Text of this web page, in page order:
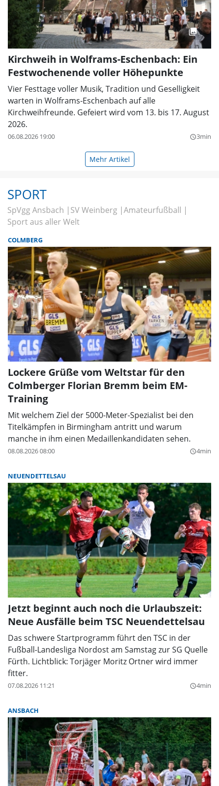
Kirchweih in Wolframs-Eschenbach: Ein
Festwochenende voller Höhepunkte
Vier Festtage voller Musik, Tradition und Geselligkeit
warten in Wolframs-Eschenbach auf alle
Kirchweihfreunde. Gefeiert wird vom 13. bis 17. August
2026.
06.08.2026 19:00 query_builder3min
Mehr Artikel
SPORT
SpVgg Ansbach SV Weinberg Amateurfußball
Sport aus aller Welt
COLMBERG
Lockere Grüße vom Weltstar für den
Colmberger Florian Bremm beim EM-
Training
Mit welchem Ziel der 5000-Meter-Spezialist bei den
Titelkämpfen in Birmingham antritt und warum
manche in ihm einen Medaillenkandidaten sehen.
08.08.2026 08:00 query_builder4min
NEUENDETTELSAU
Jetzt beginnt auch noch die Urlaubszeit:
Neue Ausfälle beim TSC Neuendettelsau
Das schwere Startprogramm führt den TSC in der
Fußball-Landesliga Nordost am Samstag zur SG Quelle
Fürth. Lichtblick: Torjäger Moritz Ortner wird immer
fitter.
07.08.2026 11:21 query_builder4min
ANSBACH